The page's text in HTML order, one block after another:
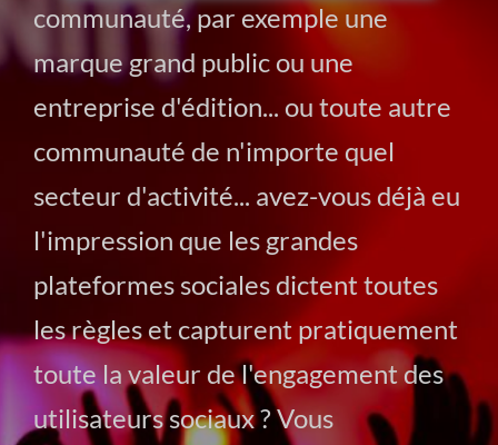
communauté, par exemple une
marque grand public ou une
entreprise d'édition... ou toute autre
communauté de n'importe quel
secteur d'activité... avez-vous déjà eu
l'impression que les grandes
plateformes sociales dictent toutes
les règles et capturent pratiquement
toute la valeur de l'engagement des
utilisateurs sociaux ? Vous